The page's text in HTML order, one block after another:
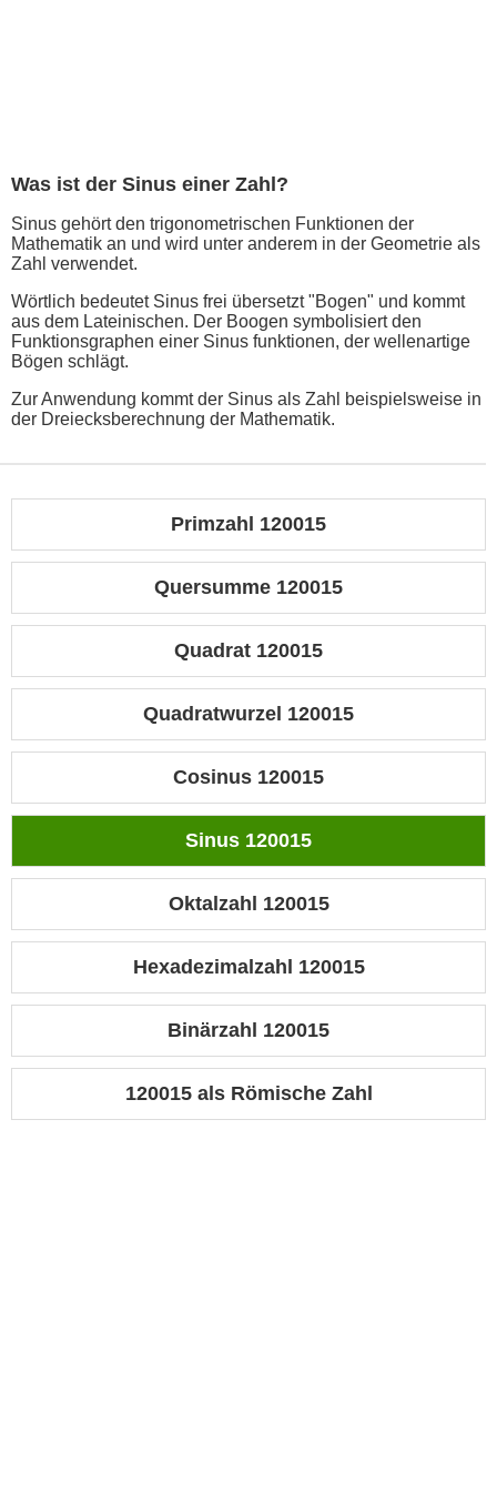
Was ist der Sinus einer Zahl?
Sinus gehört den trigonometrischen Funktionen der
Mathematik an und wird unter anderem in der Geometrie als
Zahl verwendet.
Wörtlich bedeutet Sinus frei übersetzt "Bogen" und kommt
aus dem Lateinischen. Der Boogen symbolisiert den
Funktionsgraphen einer Sinus funktionen, der wellenartige
Bögen schlägt.
Zur Anwendung kommt der Sinus als Zahl beispielsweise in
der Dreiecksberechnung der Mathematik.
Primzahl 120015
Quersumme 120015
Quadrat 120015
Quadratwurzel 120015
Cosinus 120015
Sinus 120015
Oktalzahl 120015
Hexadezimalzahl 120015
Binärzahl 120015
120015 als Römische Zahl